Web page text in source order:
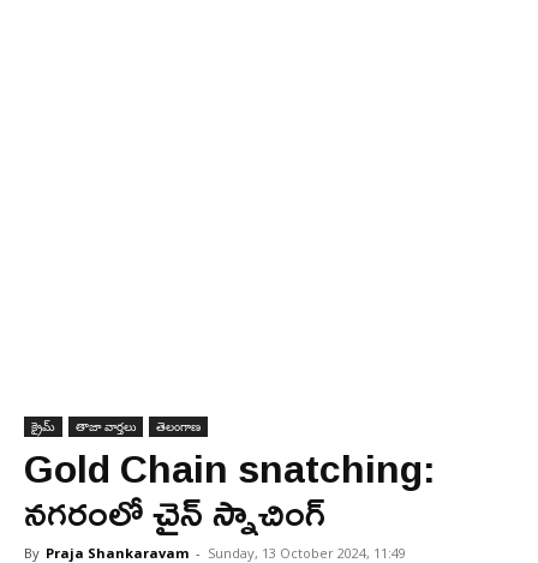
క్రైమ్ తాజా వార్తలు తెలంగాణ
Gold Chain snatching:
నగరంలో చైన్ స్నాచింగ్
By Praja Shankaravam - Sunday, 13 October 2024, 11:49